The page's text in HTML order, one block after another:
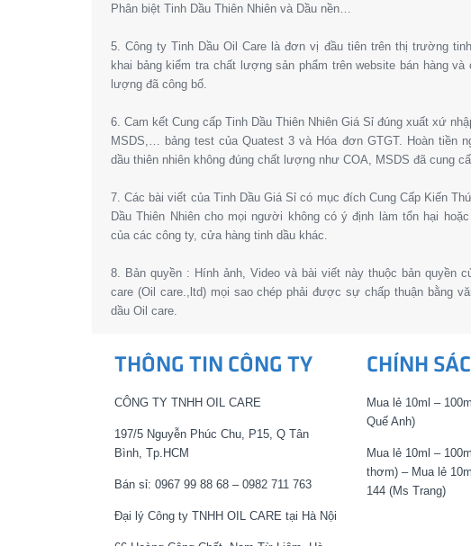
Phân biệt Tinh Dầu Thiên Nhiên và Dầu nền…
5. Công ty Tinh Dầu Oil Care là đơn vị đầu tiên trên thị trường
khai bảng kiểm tra chất lượng sản phẩm trên website bán hàng và
lượng đã công bố.
6. Cam kết Cung cấp Tinh Dầu Thiên Nhiên Giá Sỉ đúng xuất xứ
MSDS,… bảng test của Quatest 3 và Hóa đơn GTGT. Hoàn tiền
dầu thiên nhiên không đúng chất lượng như COA, MSDS đã cung
7. Các bài viết của Tinh Dầu Giá Sỉ có mục đích Cung Cấp Kiến
Dầu Thiên Nhiên cho mọi người không có ý định làm tổn hại
của các công ty, cửa hàng tinh dầu khác.
8. Bản quyền : Hính ảnh, Video và bài viết này thuộc bản quyền
care (Oil care.,ltd) mọi sao chép phải được sự chấp thuận bằng
dầu Oil care.
THÔNG TIN CÔNG TY
CÔNG TY TNHH OIL CARE
197/5 Nguyễn Phúc Chu, P15, Q Tân
Bình, Tp.HCM
Bán sỉ: 0967 99 88 68 – 0982 711 763
Đại lý Công ty TNHH OIL CARE tại Hà Nội
CHÍNH
Mua lẻ 10ml –
Quế Anh)
Mua lẻ 10ml –
thơm) – Mua lẻ
144 (Ms Trang)